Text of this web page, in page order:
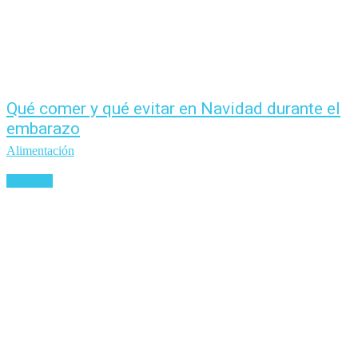
Qué comer y qué evitar en Navidad durante el
embarazo
Alimentación